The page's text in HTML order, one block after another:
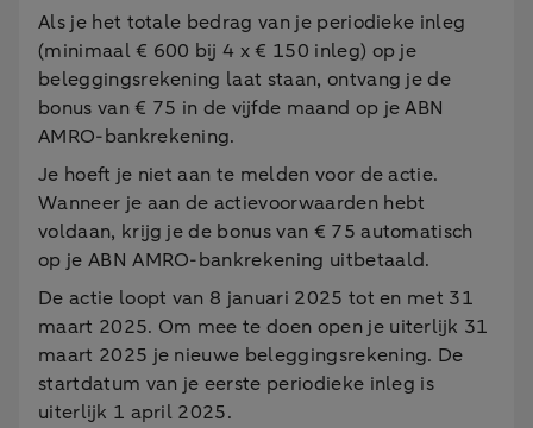
Als je het totale bedrag van je periodieke inleg
(minimaal € 600 bij 4 x € 150 inleg) op je
beleggingsrekening laat staan, ontvang je de
bonus van € 75 in de vijfde maand op je ABN
AMRO-bankrekening.
Je hoeft je niet aan te melden voor de actie.
Wanneer je aan de actievoorwaarden hebt
voldaan, krijg je de bonus van € 75 automatisch
op je ABN AMRO-bankrekening uitbetaald.
De actie loopt van 8 januari 2025 tot en met 31
maart 2025. Om mee te doen open je uiterlijk 31
maart 2025 je nieuwe beleggingsrekening. De
startdatum van je eerste periodieke inleg is
uiterlijk 1 april 2025.